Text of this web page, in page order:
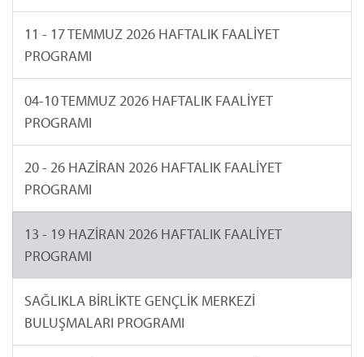
11 - 17 TEMMUZ 2026 HAFTALIK FAALİYET
PROGRAMI
04-10 TEMMUZ 2026 HAFTALIK FAALİYET
PROGRAMI
20 - 26 HAZİRAN 2026 HAFTALIK FAALİYET
PROGRAMI
13 - 19 HAZİRAN 2026 HAFTALIK FAALİYET
PROGRAMI
SAĞLIKLA BİRLİKTE GENÇLİK MERKEZİ
BULUŞMALARI PROGRAMI